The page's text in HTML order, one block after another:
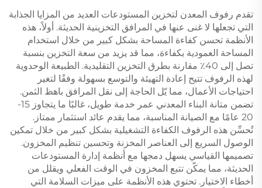
تقدم رفوف المعدن لتخزين المستودعات العديد من المزايا الجذابة
التي تجعلها لا غنى عنها في المرافق التخزينية الحديثة. أولاً، هذه
الأنظمة تحسن كفاءة المساحة بشكل كبير من خلال استخدام
المساحة العمودية بكفاءة، مما قد يزيد من سعة التخزين بنسبة
تصل إلى 40٪ مقارنة بطرق التخزين التقليدية. الطبيعة الوحدوية
لهذه الرفوف تتيح إعادة التهيئة والتوسع بسهولة وفقًا لتغير
احتياجات الأعمال، مما يّل الحاجة إلى نقل المرافق باهظ الثمن.
تضمن متانة البناء المعدني عمر خدمة طويل، غالبًا ما يتجاوز 15-
20 عامًا مع الصيانة المناسبة، مما يقدم عائد استثمار ممتاز.
تُحسِّن هذه الرفوف الكفاءة التشغيلية بشكل كبير من خلال تمكين
الوصول السريع إلى العناصر المخزنة وتحسين تنظيم المخزون.
تصميمها القياسي يسهل دمجها مع أنظمة إدارة المستودعات
الحديثة، مما يمكّن تتبع المخزون في الوقت الفعلي ويقلل من
أخطاء الاختيار. تحتوي هذه الأنظمة على ميزات السلامة التي